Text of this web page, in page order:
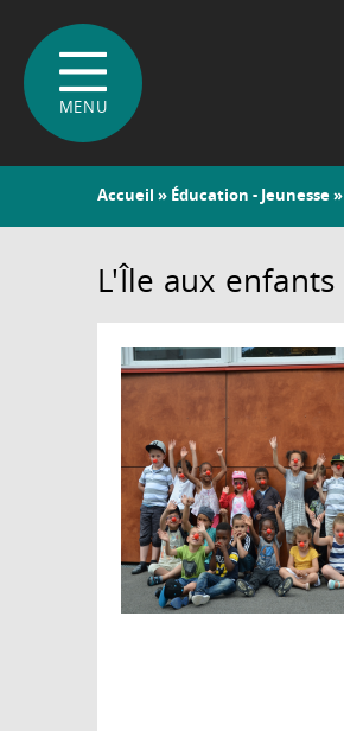
Vous
êtes
Accueil » Éducation - Jeunesse»
L'Île aux enfants